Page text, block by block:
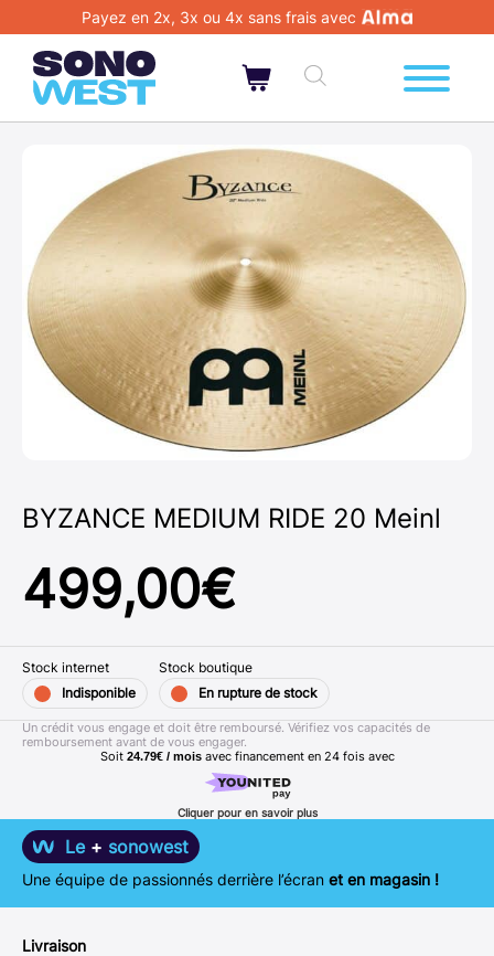
Payez en 2x, 3x ou 4x sans frais avec
BYZANCE MEDIUM RIDE 20 Meinl
499,00€
Soit 24.79€ / mois avec financement en 24 fois avec
Cliquer pour en savoir plus
Un crédit vous engage et doit être remboursé. Vérifiez vos capacités de
remboursement avant de vous engager.
Stock internet
Indisponible
Stock boutique
En rupture de stock
Le + sonowest
Une équipe de passionnés derrière l’écran et en magasin !
Livraison